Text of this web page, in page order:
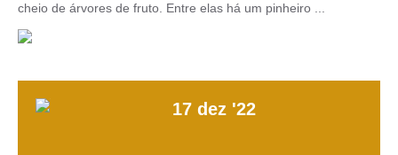
cheio de árvores de fruto. Entre elas há um pinheiro ...
17 dez '22